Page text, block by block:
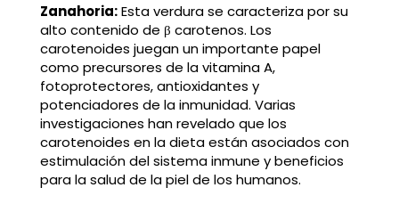
Zanahoria:Esta verdura se caracteriza por su
alto contenido de β carotenos. Los
carotenoides juegan un importante papel
como precursores de la vitamina A,
fotoprotectores, antioxidantes y
potenciadores de la inmunidad. Varias
investigaciones han revelado que los
carotenoides en la dieta están asociados con
estimulación del sistema inmune y beneficios
para la salud de la piel de los humanos.